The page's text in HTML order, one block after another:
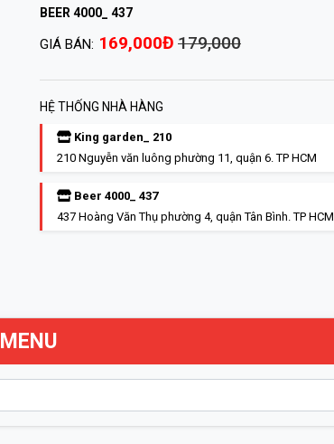
BEER 4000_ 437
GIÁ BÁN: 169,000Đ 179,000
HỆ THỐNG NHÀ HÀNG
King garden_ 210
210 Nguyễn văn luông phường 11, quận 6. TP HCM
Beer 4000_ 437
437 Hoàng Văn Thụ phường 4, quận Tân Bình. TP HCM
MENU